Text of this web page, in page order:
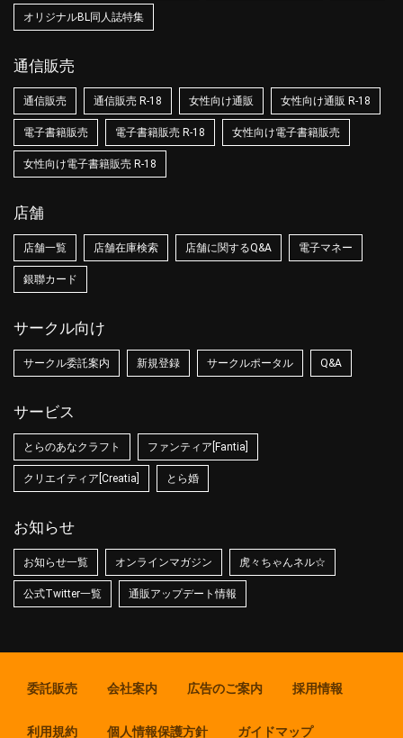
オリジナルBL同人誌特集
通信販売
通信販売 通信販売 R-18 女性向け通販 女性向け通販 R-18
電子書籍販売 電子書籍販売 R-18 女性向け電子書籍販売
女性向け電子書籍販売 R-18
店舗
店舗一覧 店舗在庫検索 店舗に関するQ&A 電子マネー
銀聯カード
サークル向け
サークル委託案内 新規登録 サークルポータル Q&A
サービス
とらのあなクラフト ファンティア[Fantia]
クリエイティア[Creatia] とら婚
お知らせ
お知らせ一覧 オンラインマガジン 虎々ちゃんネル☆
公式Twitter一覧 通販アップデート情報
委託販売 会社案内 広告のご案内 採用情報
利用規約 個人情報保護方針 ガイドマップ